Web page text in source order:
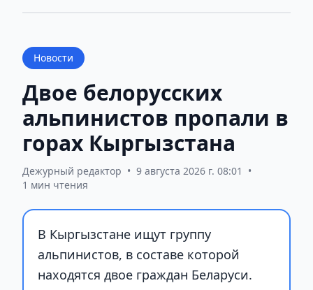
Новости
Двое белорусских
альпинистов пропали в
горах Кыргызстана
Дежурный редактор • 9 августа 2026 г. 08:01
•
1 мин чтения
В Кыргызстане ищут группу
альпинистов, в составе которой
находятся двое граждан Беларуси.